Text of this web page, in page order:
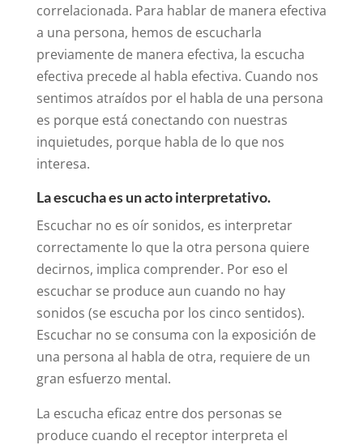
correlacionada. Para hablar de manera efectiva
a una persona, hemos de escucharla
previamente de manera efectiva, la escucha
efectiva precede al habla efectiva. Cuando nos
sentimos atraídos por el habla de una persona
es porque está conectando con nuestras
inquietudes, porque habla de lo que nos
interesa.
La escucha es un acto interpretativo.
Escuchar no es oír sonidos, es interpretar
correctamente lo que la otra persona quiere
decirnos, implica comprender. Por eso el
escuchar se produce aun cuando no hay
sonidos (se escucha por los cinco sentidos).
Escuchar no se consuma con la exposición de
una persona al habla de otra, requiere de un
gran esfuerzo mental.
La escucha eficaz entre dos personas se
produce cuando el receptor interpreta el